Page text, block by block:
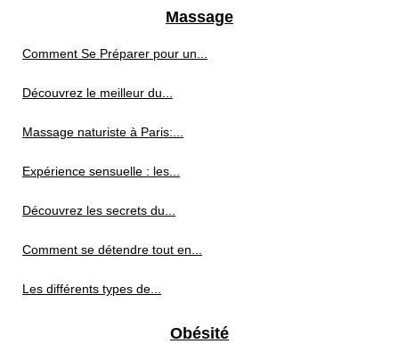
Massage
Comment Se Préparer pour un...
Découvrez le meilleur du...
Massage naturiste à Paris:...
Expérience sensuelle : les...
Découvrez les secrets du...
Comment se détendre tout en...
Les différents types de...
Obésité